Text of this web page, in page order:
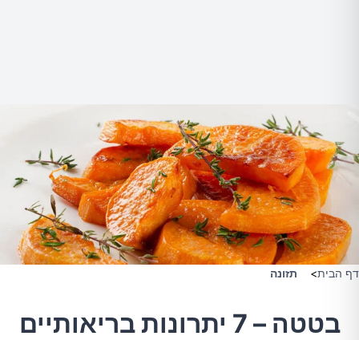
דף הבית> תזונה
בטטה – 7 יתרונות בריאותיים